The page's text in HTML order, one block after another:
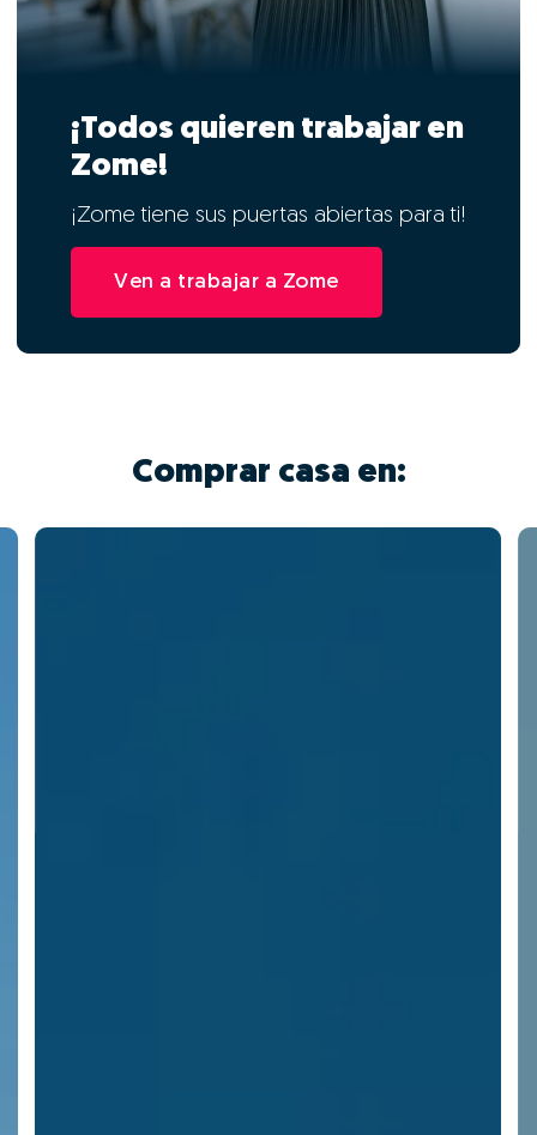
¡Todos quieren trabajar en
Zome!
¡Zome tiene sus puertas abiertas para ti!
Ven a trabajar a Zome
Comprar casa en: